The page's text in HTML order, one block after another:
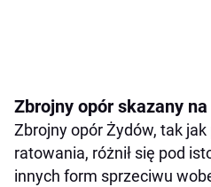
Zbrojny opór skazany
Zbrojny opór Żydów, tak
ratowania, różnił się pod
innych form sprzeciwu